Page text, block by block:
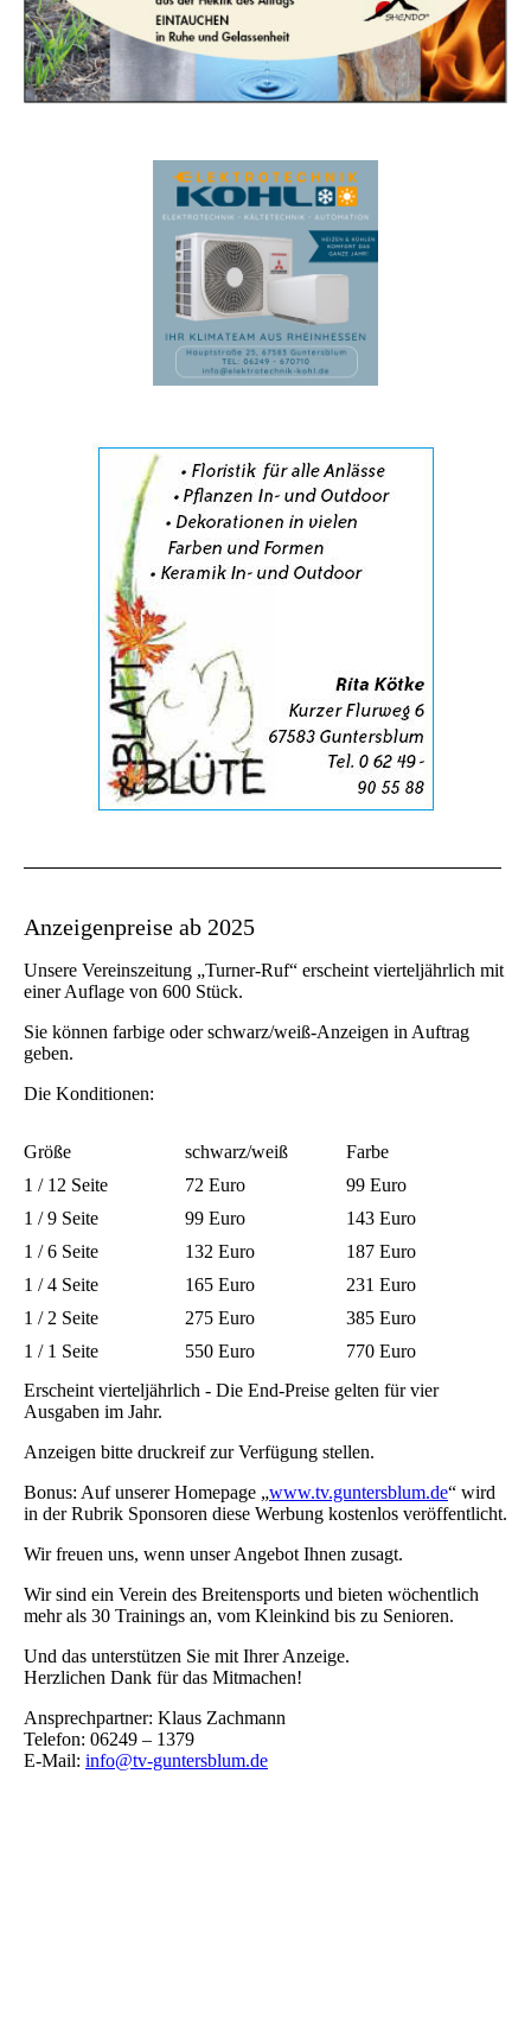
Anzeigenpreise ab 2025
Unsere Vereinszeitung „Turner-Ruf“ erscheint vierteljährlich mit
einer Auflage von 600 Stück.
Sie können farbige oder schwarz/weiß-Anzeigen in Auftrag
geben.
Die Konditionen:
Größe schwarz/weiß
Farbe
1 / 12 Seite
72 Euro
99 Euro
1 / 9 Seite
99 Euro
143 Euro
1 / 6 Seite
132 Euro
187 Euro
1 / 4 Seite
165 Euro
231 Euro
1 / 2 Seite
275 Euro
385 Euro
1 / 1 Seite
550 Euro
770 Euro
Erscheint vierteljährlich - Die End-Preise gelten für vier
Ausgaben im Jahr.
Anzeigen bitte druckreif zur Verfügung stellen.
Bonus: Auf unserer Homepage „www.tv.guntersblum.de“ wird
in der Rubrik Sponsoren diese Werbung kostenlos veröffentlicht.
Wir freuen uns, wenn unser Angebot Ihnen zusagt.
Wir sind ein Verein des Breitensports und bieten wöchentlich
mehr als 30 Trainings an, vom Kleinkind bis zu Senioren.
Und das unterstützen Sie mit Ihrer Anzeige.
Herzlichen Dank für das Mitmachen!
Ansprechpartner: Klaus Zachmann
Telefon: 06249 – 1379
E-Mail: info@tv-guntersblum.de